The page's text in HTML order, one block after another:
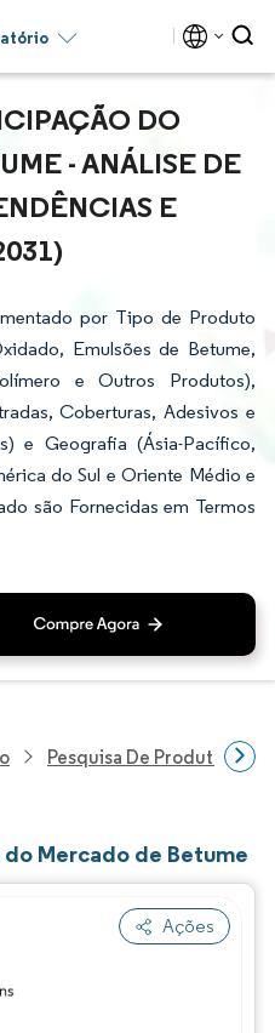
DO
- ANÁLISE DE
E
por Tipo de Produto
Emulsões de Betume,
e Outros Produtos),
Coberturas, Adesivos e
e Geografia (Ásia-Pacífico,
do Sul e Oriente Médio e
são Fornecidas em Termos
Pesquisa De Produtos
Mercado de Betume
Ações